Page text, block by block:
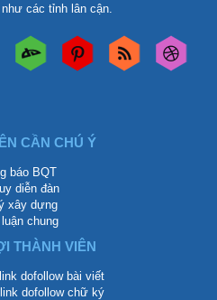
các tỉnh lân cận.
CẦN CHÚ Ý
báo BQT
diễn đàn
xây dựng
chung
THÀNH VIÊN
dofollow bài viết
dofollow chữ ký